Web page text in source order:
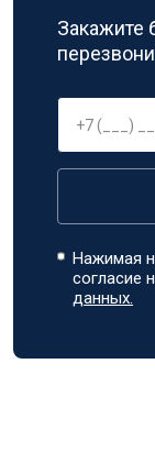
Закажите
Нажимая
согласие
данных.